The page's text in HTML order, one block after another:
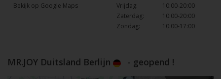
Bekijk op Google Maps
Vrijdag:
10:00-20:00
Zaterdag:
10:00-20:00
Zondag:
10:00-17:00
MR.JOY Duitsland Berlijn - geopend !